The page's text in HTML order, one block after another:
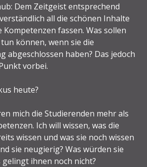
Dem Zeitgeist entsprechend
all die schönen Inhalte
Kompetenzen fassen. Was sollen
können, wenn sie die
abgeschlossen haben? Das jedoch
vorbei.
heute?
mich die Studierenden mehr als
Ich will wissen, was die
wissen und was sie noch wissen
sie neugierig? Was würden sie
ihnen noch nicht?